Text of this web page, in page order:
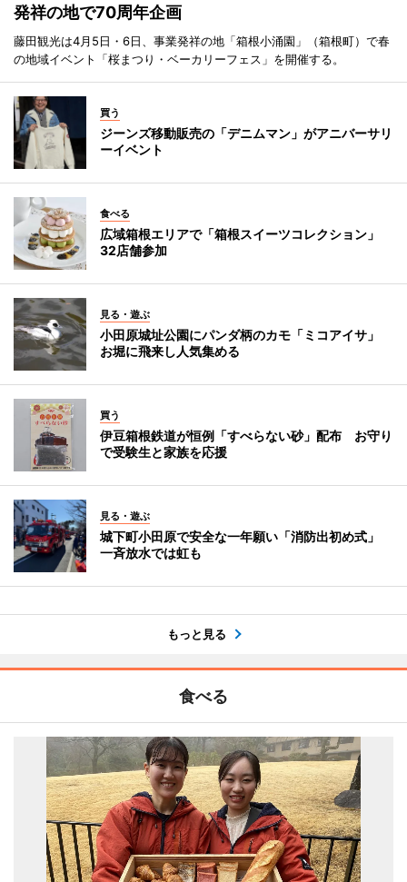
発祥の地で70周年企画
藤田観光は4月5日・6日、事業発祥の地「箱根小涌園」（箱根町）で春
の地域イベント「桜まつり・ベーカリーフェス」を開催する。
買う
ジーンズ移動販売の「デニムマン」がアニバーサリ
ーイベント
食べる
広域箱根エリアで「箱根スイーツコレクション」
32店舗参加
見る・遊ぶ
小田原城址公園にパンダ柄のカモ「ミコアイサ」
お堀に飛来し人気集める
買う
伊豆箱根鉄道が恒例「すべらない砂」配布 お守り
で受験生と家族を応援
見る・遊ぶ
城下町小田原で安全な一年願い「消防出初め式」
一斉放水では虹も
もっと見る
食べる